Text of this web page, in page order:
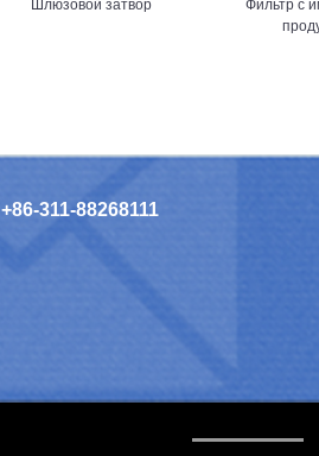
Шлюзовой затвор
Фильтр с
+86-311-88268111